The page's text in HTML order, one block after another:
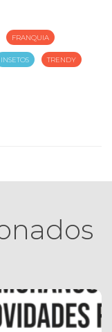
FRANQUIA
INSETOS TRENDY